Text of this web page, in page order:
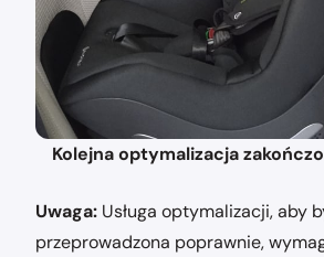
Kolejna optymalizacja
Uwaga: Usługa optymalizacji, aby
przeprowadzona poprawnie,